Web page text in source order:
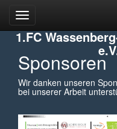
Open
Menu
1.FC
Sponsoren
Wir danken unseren
bei unserer Arbeit